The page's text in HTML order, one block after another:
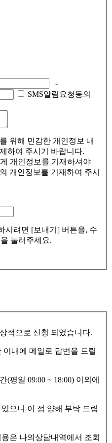
-
SMS알림요청동의
위해 민감한 개인정보 내
하여 주시기 바랍니다.
개인정보를 기재하셔야
개인정보를 기재하여 주시
시려면 [보내기] 버튼을, 수
눌러주세요.
적으로 신청 되었습니다.
이내에 메일로 답변을 드릴
(평일 09:00 ~ 18:00) 이외에
으니 이 점 양해 부탁 드립
은 나의상담내역에서 조회